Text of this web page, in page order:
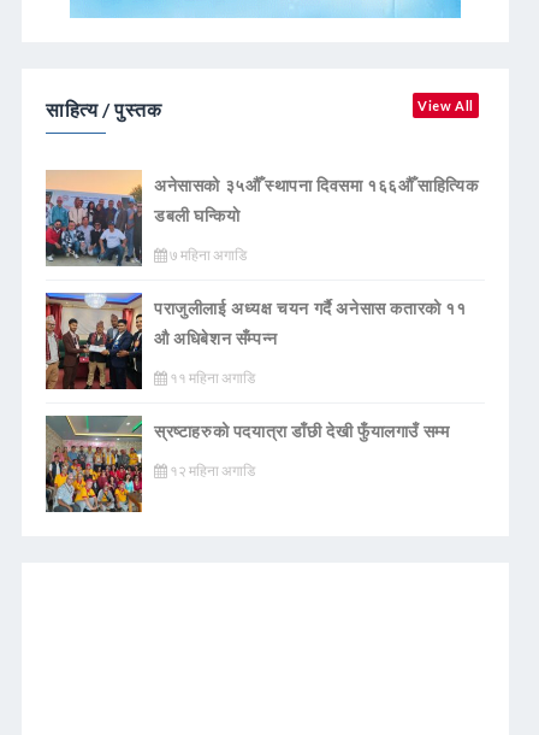
साहित्य / पुस्तक View All
अनेसासको ३५औँ स्थापना दिवसमा १६६औँ साहित्यिक
डबली घन्कियाे
७ महिना अगाडि
पराजुलीलाई अध्यक्ष चयन गर्दै अनेसास कतारको ११
औ अधिबेशन सँम्पन्न
११ महिना अगाडि
स्रष्टाहरुको पदयात्रा डाँछी देखी फुँयालगाउँ सम्म
१२ महिना अगाडि